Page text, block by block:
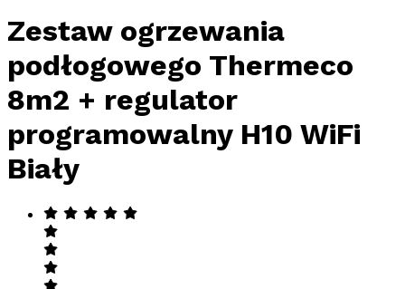
Zestaw ogrzewania
podłogowego Thermeco
8m2 + regulator
programowalny H10 WiFi
Biały